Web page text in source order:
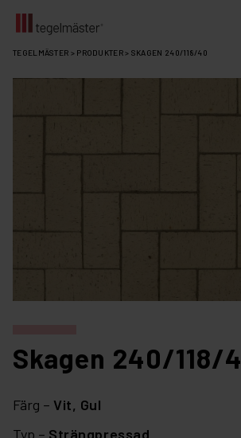
Fortsätt
till
TEGELMÄSTER > PRODUKTER> SKAGEN 240/118/40
Skagen 240/118/
Färg – Vit, Gul
Typ – Strängpressad